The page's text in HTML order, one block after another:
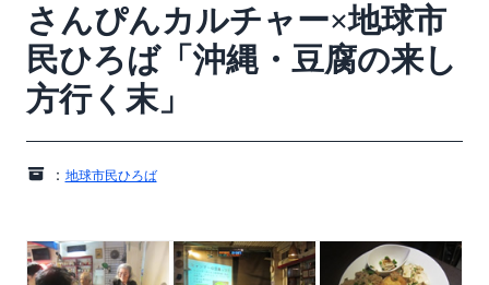
さんぴんカルチャー×地球市
民ひろば「沖縄・豆腐の来し
方行く末」
： 地球市民ひろば